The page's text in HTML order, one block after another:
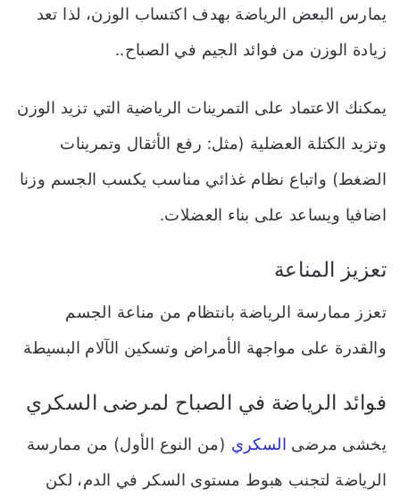
يمارس البعض الرياضة بهدف اكتساب الوزن، لذا تعد
زيادة الوزن من فوائد الجيم في الصباح..
يمكنك الاعتماد على التمرينات الرياضية التي تزيد الوزن
وتزيد الكتلة العضلية (مثل: رفع الأثقال وتمرينات
الضغط) واتباع نظام غذائي مناسب يكسب الجسم وزنا
اضافيا ويساعد على بناء العضلات.
تعزيز المناعة
تعزز ممارسة الرياضة بانتظام من مناعة الجسم
والقدرة على مواجهة الأمراض وتسكين الآلام البسيطة
فوائد الرياضة في الصباح لمرضى السكري
يخشى مرضى السكري (من النوع الأول) من ممارسة
الرياضة لتجنب هبوط مستوى السكر في الدم، لكن